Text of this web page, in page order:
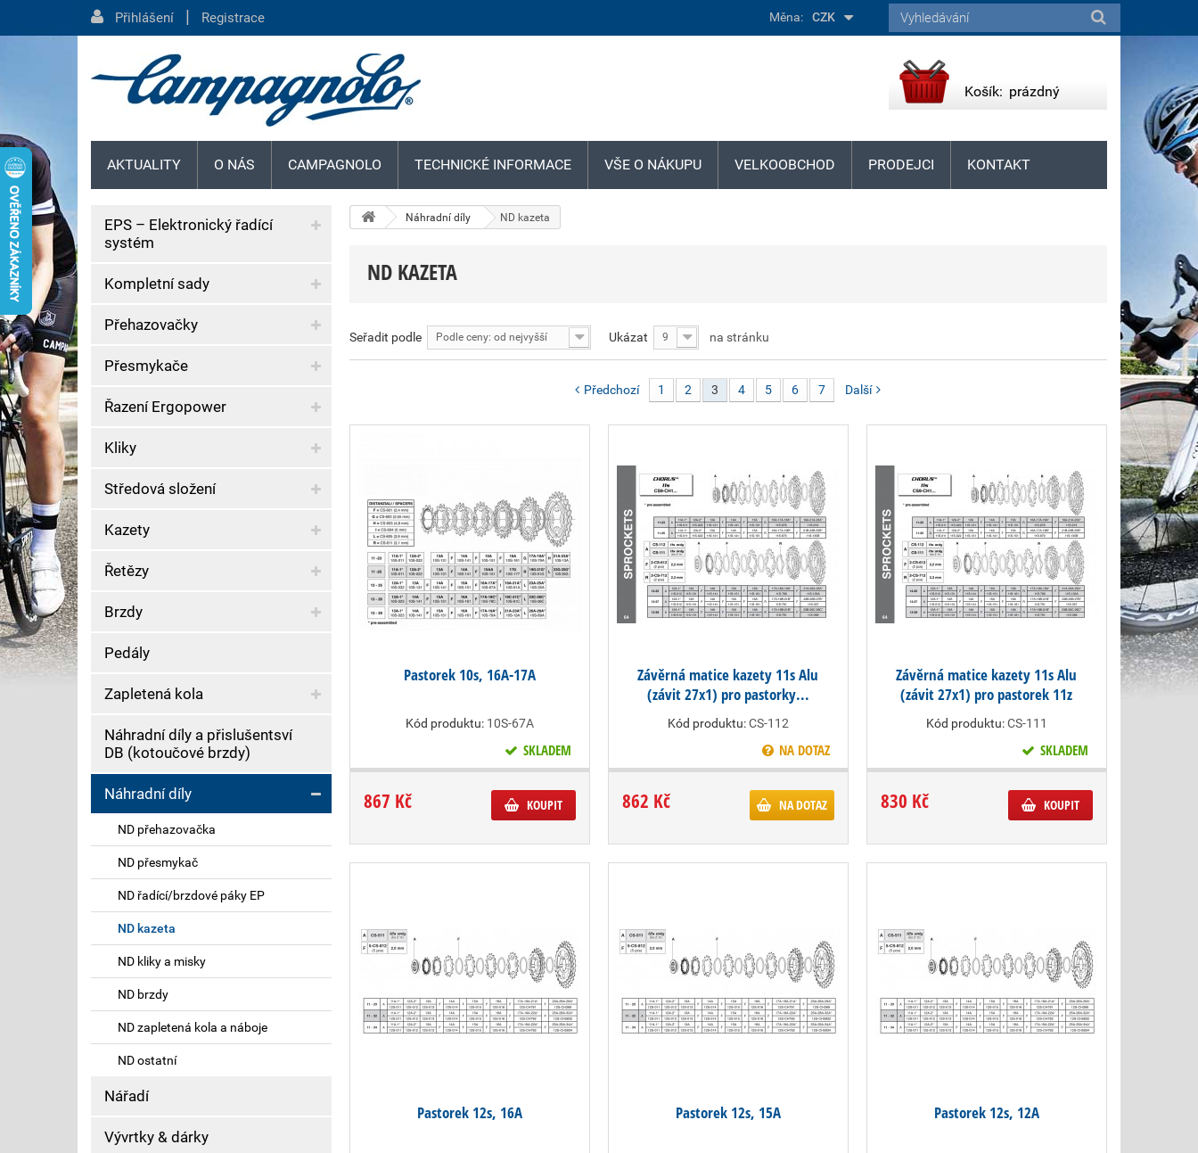
Náhradní díly ND kazeta
ND KAZETA
Seřadit podle Podle ceny: od nejvyšší Ukázat 9 na stránku
Předchozí 1 2 3 4 5 6 7 Další
Pastorek 10s, 16A-17A
Kód produktu: 10S-67A
SKLADEM
867 Kč KOUPIT
Závěrná matice kazety 11s Alu
(závit 27x1) pro pastorky...
Kód produktu:CS-112
NA DOTAZ
862 Kč NA DOTAZ
Závěrná matice kazety 11s Alu
(závit 27x1) pro pastorek 11z
Kód produktu:CS-111
SKLADEM
830 Kč KOUPIT
Pastorek 12s, 16A Pastorek 12s, 15A Pastorek 12s, 12A
EPS – Elektronický řadící
systém
Kompletní sady
Přehazovačky
Přesmykače
Řazení Ergopower
Kliky
Středová složení
Kazety
Řetězy
Brzdy
Pedály
Zapletená kola
Náhradní díly a přislušentsví
DB (kotoučové brzdy)
Náhradní díly
ND přehazovačka
ND přesmykač
ND řadící/brzdové páky EP
ND kazeta
ND kliky a misky
ND brzdy
ND zapletená kola a náboje
ND ostatní
Nářadí
Vývrtky & dárky
Přihlášení | Registrace Měna: CZK
Košík: prázdný
AKTUALITY O NÁS CAMPAGNOLO TECHNICKÉ INFORMACE VŠE O NÁKUPU VELKOOBCHOD PRODEJCI KONTAKT